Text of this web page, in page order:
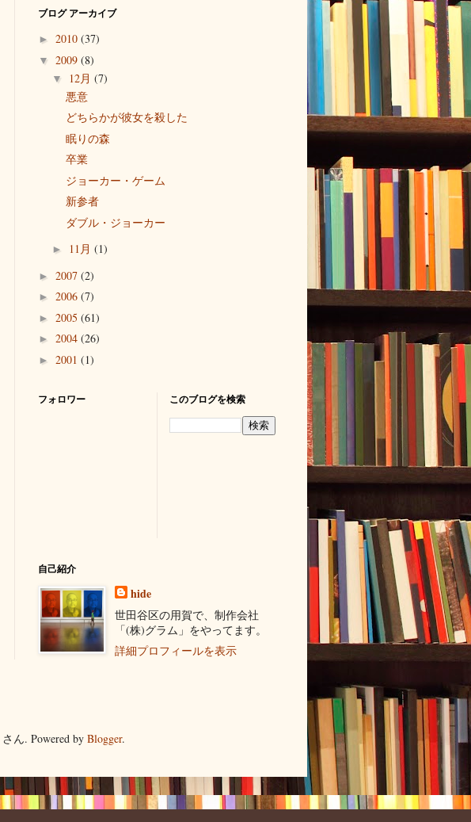
ブログ アーカイブ
► 2010 (37)
▼ 2009 (8)
▼ 12月 (7)
悪意
どちらかが彼女を殺した
眠りの森
卒業
ジョーカー・ゲーム
新参者
ダブル・ジョーカー
► 11月 (1)
► 2007 (2)
► 2006 (7)
► 2005 (61)
► 2004 (26)
► 2001 (1)
フォロワー このブログを検索
自己紹介
hide
世田谷区の用賀で、制作会社
「(株)グラム」をやってます。
詳細プロフィールを表示
ん. Powered by Blogger.